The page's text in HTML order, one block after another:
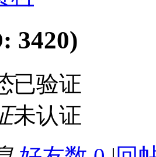
3420)
已验证
未认证